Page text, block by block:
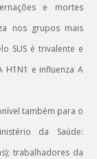
e mortes
nos grupos mais
SUS é trivalente e
H1N1 e influenza A
também para o
da Saúde:
trabalhadores da